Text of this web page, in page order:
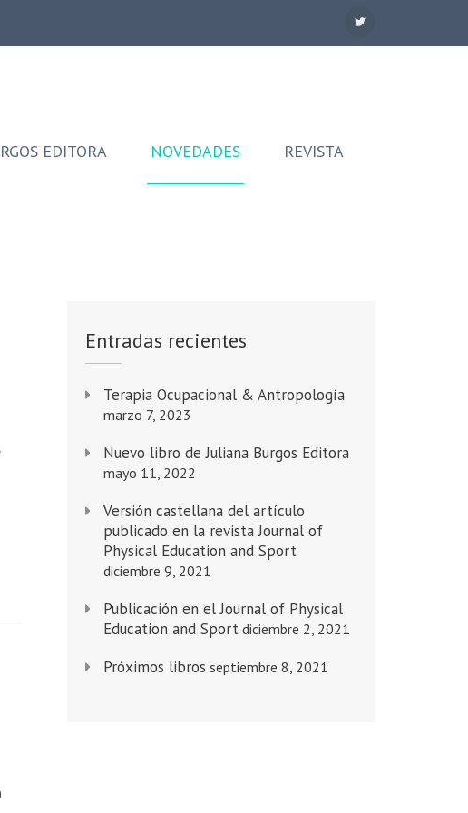
EDITORA NOVEDADES REVISTA
Entradas recientes
Terapia Ocupacional & Antropología
marzo 7, 2023
Nuevo libro de Juliana Burgos Editora
mayo 11, 2022
Versión castellana del artículo
publicado en la revista Journal of
Physical Education and Sport
diciembre 9, 2021
Publicación en el Journal of Physical
Education and Sport diciembre 2, 2021
Próximos libros septiembre 8, 2021